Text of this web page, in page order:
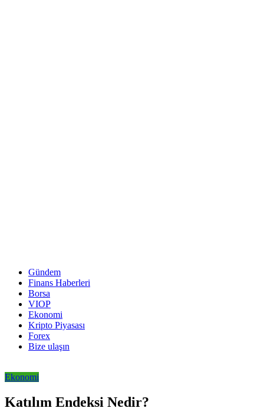
Gündem
Finans Haberleri
Borsa
VIOP
Ekonomi
Kripto Piyasası
Forex
Bize ulaşın
Ekonomi
Katılım Endeksi Nedir?